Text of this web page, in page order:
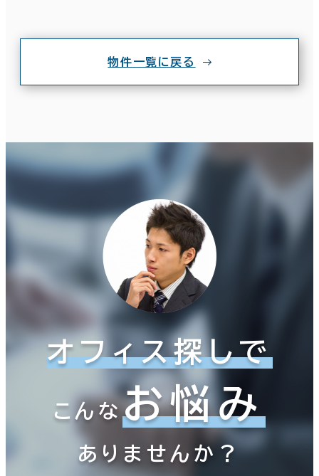
物件一覧に戻る
オフィス探しで
こんなお悩み
ありませんか？